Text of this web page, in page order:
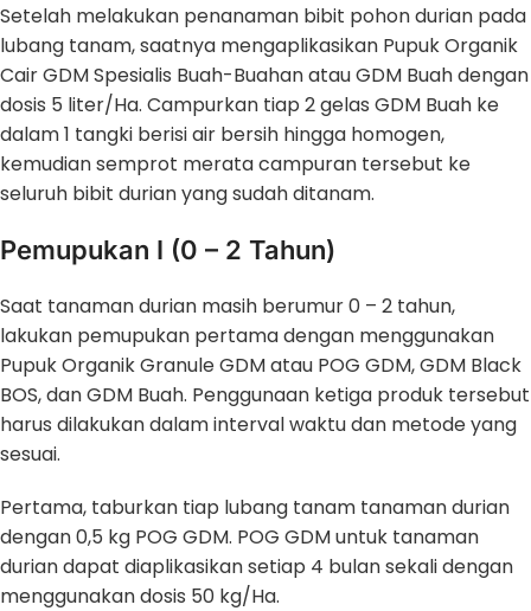
Setelah melakukan penanaman bibit pohon durian pada
lubang tanam, saatnya mengaplikasikan Pupuk Organik
Cair GDM Spesialis Buah-Buahan atau GDM Buah dengan
dosis 5 liter/Ha. Campurkan tiap 2 gelas GDM Buah ke
dalam 1 tangki berisi air bersih hingga homogen,
kemudian semprot merata campuran tersebut ke
seluruh bibit durian yang sudah ditanam.
Pemupukan I (0 – 2 Tahun)
Saat tanaman durian masih berumur 0 – 2 tahun,
lakukan pemupukan pertama dengan menggunakan
Pupuk Organik Granule GDM atau POG GDM, GDM Black
BOS, dan GDM Buah. Penggunaan ketiga produk tersebut
harus dilakukan dalam interval waktu dan metode yang
sesuai.
Pertama, taburkan tiap lubang tanam tanaman durian
dengan 0,5 kg POG GDM. POG GDM untuk tanaman
durian dapat diaplikasikan setiap 4 bulan sekali dengan
menggunakan dosis 50 kg/Ha.